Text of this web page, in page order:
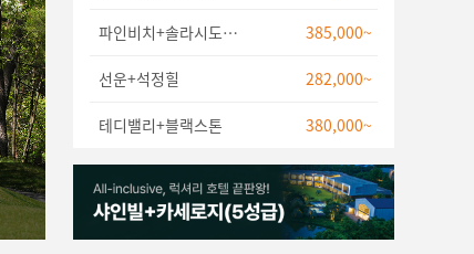
403,000원~
파인비치+솔라시도[신안비치] 385,000~
선운+석정힐 282,000~
테디밸리+블랙스톤 380,000~